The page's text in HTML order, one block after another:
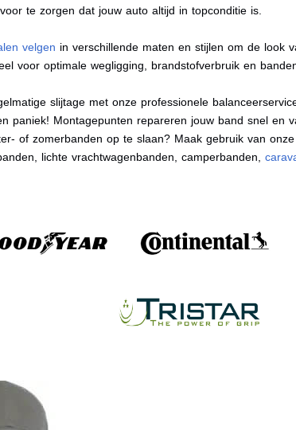
te zorgen dat jouw auto altijd in topconditie is.
velgen in verschillende maten en stijlen om de look
voor optimale wegligging, brandstofverbruik en
slijtage met onze professionele
paniek! Montagepunten repareren jouw band snel en
of zomerbanden op te slaan? Maak gebruik van
lichte vrachtwagenbanden, camperbanden,